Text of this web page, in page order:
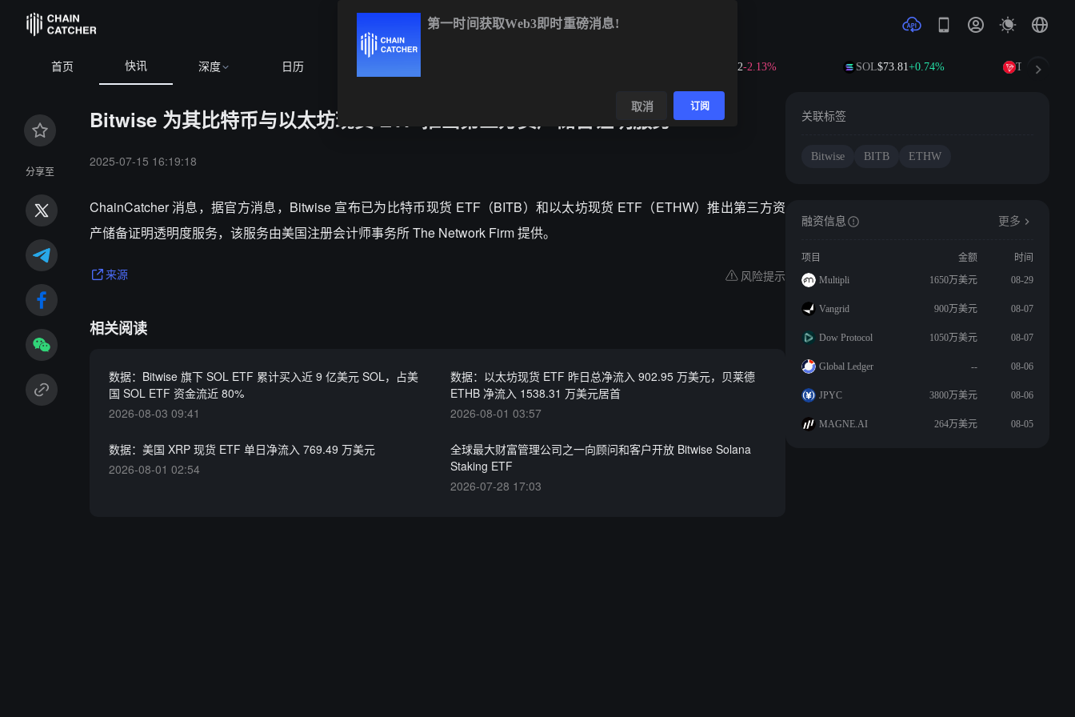
首页 快讯 深度 日历
BTC +0.45% -2.13% SOL$73.81+0.74% TRX $0.3275
分享至
Bitwise 为其比特币与以太坊现货 ETF 推出第三方资产储备证明服务
2025-07-15 16:19:18
ChainCatcher 消息，据官方消息，Bitwise 宣布已为比特币现货 ETF（BITB）和以太坊现货 ETF（ETHW）推出第三方资
产储备证明透明度服务，该服务由美国注册会计师事务所 The Network Firm 提供。
来源 风险提示
相关阅读
数据：Bitwise 旗下 SOL ETF 累计买入近 9 亿美元 SOL，占美
国 SOL ETF 资金流近 80%
2026-08-03 09:41
数据：以太坊现货 ETF 昨日总净流入 902.95 万美元，贝莱德
ETHB 净流入 1538.31 万美元居首
2026-08-01 03:57
数据：美国 XRP 现货 ETF 单日净流入 769.49 万美元
2026-08-01 02:54
全球最大财富管理公司之一向顾问和客户开放 Bitwise Solana
Staking ETF
2026-07-28 17:03
关联标签
Bitwise BITB ETHW
融资信息 更多
项目 金额
时间
Multipli
1650万美元 08-29
Vangrid 900万美元 08-07
Dow Protocol 1050万美元 08-07
Global Ledger -- 08-06
JPYC 3800万美元 08-06
MAGNE.AI 264万美元 08-05
第一时间获取Web3即时重磅消息!
取消 订阅